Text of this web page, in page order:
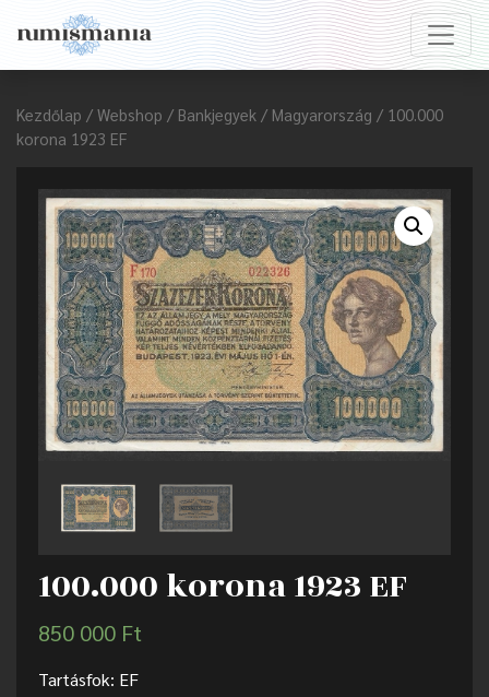
Kezdőlap / Webshop / Bankjegyek / Magyarország / 100.000
korona 1923 EF
100.000 korona 1923 EF
850 000 Ft
Tartásfok: EF